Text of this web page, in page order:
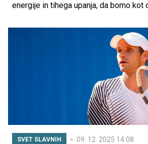
energije in tihega upanja, da bomo kot
tako kot odrasli tudi otroci ustvarjajo
zaobljube - želijo si izboljšati kakšno
preizkusiti nekaj novega, preseči svoje
SVET SLAVNIH 09. 12. 2025 14.08